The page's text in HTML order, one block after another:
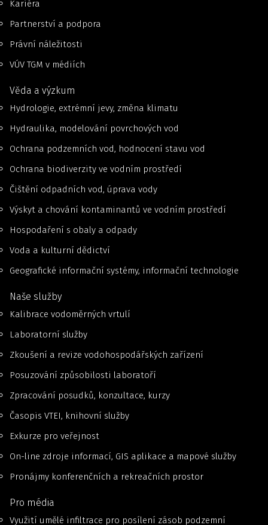
Kariéra
Partnerství a podpora
Právní náležitosti
VÚV TGM v médiích
Věda a výzkum
Hydrologie, extrémní jevy, změna klimatu
Hydraulika, modelování povrchových vod
Ochrana podzemních vod, hodnocení stavu vod
Ochrana biodiverzity ve vodním prostředí
Čištění odpadních vod, úprava vody
Výskyt a chování kontaminantů ve vodním prostředí
Hospodaření s obaly a odpady
Voda a kulturní dědictví
Geografické informační systémy, informační technologie
Naše služby
Kalibrace vodoměrných vrtulí
Laboratorní služby
Zkoušení a revize vodohospodářských zařízení
Posuzování způsobilosti laboratoří
Zpracování posudků, konzultace, kurzy
Časopis VTEI, knihovní služby
Exkurze pro veřejnost
On-line zdroje informací, GIS aplikace a mapové služby
Pronájmy konferenčních a rekreačních prostor
Pro média
Využití umělé infiltrace pro posílení zásob podzemní